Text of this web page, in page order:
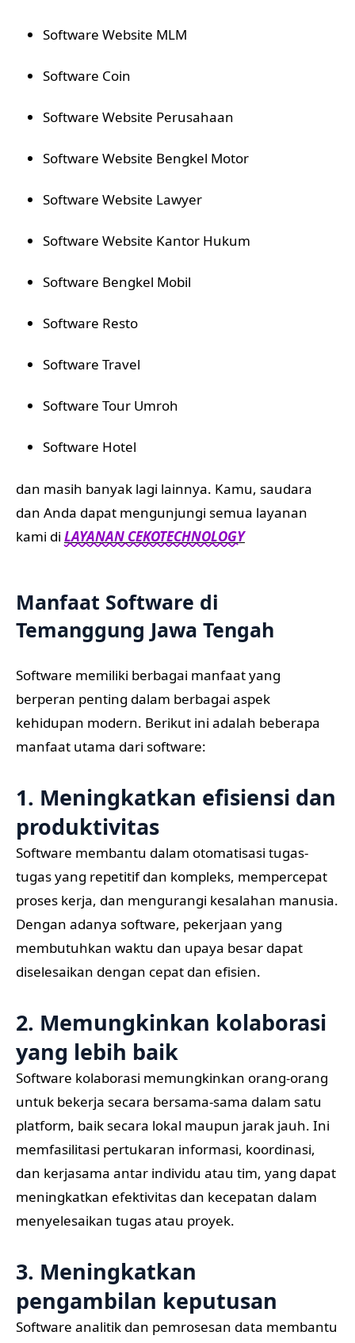
Software Website MLM
Software Coin
Software Website Perusahaan
Software Website Bengkel Motor
Software Website Lawyer
Software Website Kantor Hukum
Software Bengkel Mobil
Software Resto
Software Travel
Software Tour Umroh
Software Hotel
dan masih banyak lagi lainnya. Kamu, saudara
dan Anda dapat mengunjungi semua layanan
kami di LAYANAN CEKOTECHNOLOGY
Manfaat Software di
Temanggung Jawa Tengah
Software memiliki berbagai manfaat yang
berperan penting dalam berbagai aspek
kehidupan modern. Berikut ini adalah beberapa
manfaat utama dari software:
1. Meningkatkan efisiensi dan
produktivitas
Software membantu dalam otomatisasi tugas-
tugas yang repetitif dan kompleks, mempercepat
proses kerja, dan mengurangi kesalahan manusia.
Dengan adanya software, pekerjaan yang
membutuhkan waktu dan upaya besar dapat
diselesaikan dengan cepat dan efisien.
2. Memungkinkan kolaborasi
yang lebih baik
Software kolaborasi memungkinkan orang-orang
untuk bekerja secara bersama-sama dalam satu
platform, baik secara lokal maupun jarak jauh. Ini
memfasilitasi pertukaran informasi, koordinasi,
dan kerjasama antar individu atau tim, yang dapat
meningkatkan efektivitas dan kecepatan dalam
menyelesaikan tugas atau proyek.
3. Meningkatkan
pengambilan keputusan
Software analitik dan pemrosesan data membantu